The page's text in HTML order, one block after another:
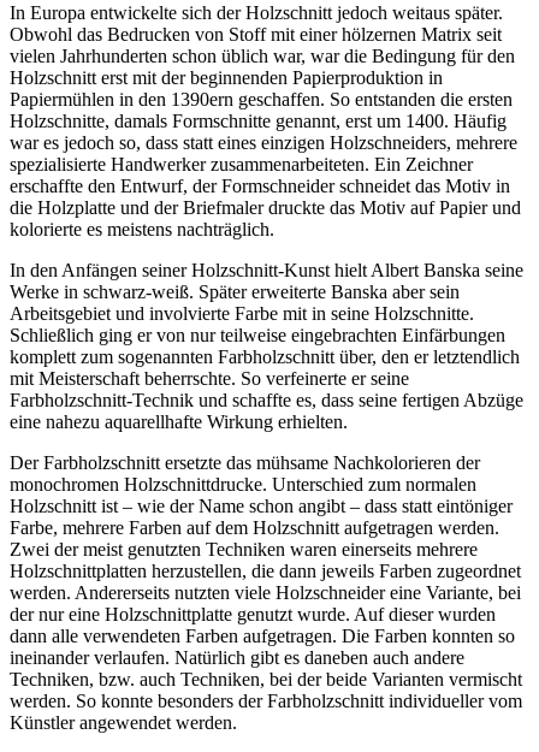
In Europa entwickelte sich der Holzschnitt jedoch weitaus später.
Obwohl das Bedrucken von Stoff mit einer hölzernen Matrix seit
vielen Jahrhunderten schon üblich war, war die Bedingung für den
Holzschnitt erst mit der beginnenden Papierproduktion in
Papiermühlen in den 1390ern geschaffen. So entstanden die ersten
Holzschnitte, damals Formschnitte genannt, erst um 1400. Häufig
war es jedoch so, dass statt eines einzigen Holzschneiders, mehrere
spezialisierte Handwerker zusammenarbeiteten. Ein Zeichner
erschaffte den Entwurf, der Formschneider schneidet das Motiv in
die Holzplatte und der Briefmaler druckte das Motiv auf Papier und
kolorierte es meistens nachträglich.
In den Anfängen seiner Holzschnitt-Kunst hielt Albert Banska seine
Werke in schwarz-weiß. Später erweiterte Banska aber sein
Arbeitsgebiet und involvierte Farbe mit in seine Holzschnitte.
Schließlich ging er von nur teilweise eingebrachten Einfärbungen
komplett zum sogenannten Farbholzschnitt über, den er letztendlich
mit Meisterschaft beherrschte. So verfeinerte er seine
Farbholzschnitt-Technik und schaffte es, dass seine fertigen Abzüge
eine nahezu aquarellhafte Wirkung erhielten.
Der Farbholzschnitt ersetzte das mühsame Nachkolorieren der
monochromen Holzschnittdrucke. Unterschied zum normalen
Holzschnitt ist – wie der Name schon angibt – dass statt eintöniger
Farbe, mehrere Farben auf dem Holzschnitt aufgetragen werden.
Zwei der meist genutzten Techniken waren einerseits mehrere
Holzschnittplatten herzustellen, die dann jeweils Farben zugeordnet
werden. Andererseits nutzten viele Holzschneider eine Variante, bei
der nur eine Holzschnittplatte genutzt wurde. Auf dieser wurden
dann alle verwendeten Farben aufgetragen. Die Farben konnten so
ineinander verlaufen. Natürlich gibt es daneben auch andere
Techniken, bzw. auch Techniken, bei der beide Varianten vermischt
werden. So konnte besonders der Farbholzschnitt individueller vom
Künstler angewendet werden.